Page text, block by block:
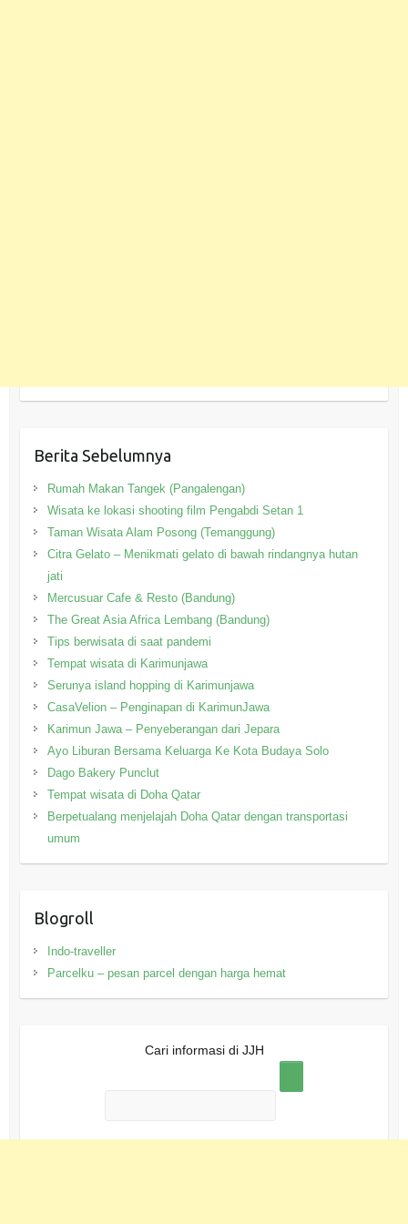
Berita Sebelumnya
Rumah Makan Tangek (Pangalengan)
Wisata ke lokasi shooting film Pengabdi Setan 1
Taman Wisata Alam Posong (Temanggung)
Citra Gelato – Menikmati gelato di bawah rindangnya hutan
jati
Mercusuar Cafe & Resto (Bandung)
The Great Asia Africa Lembang (Bandung)
Tips berwisata di saat pandemi
Tempat wisata di Karimunjawa
Serunya island hopping di Karimunjawa
CasaVelion – Penginapan di KarimunJawa
Karimun Jawa – Penyeberangan dari Jepara
Ayo Liburan Bersama Keluarga Ke Kota Budaya Solo
Dago Bakery Punclut
Tempat wisata di Doha Qatar
Berpetualang menjelajah Doha Qatar dengan transportasi
umum
Blogroll
Indo-traveller
Parcelku – pesan parcel dengan harga hemat
Cari informasi di JJH